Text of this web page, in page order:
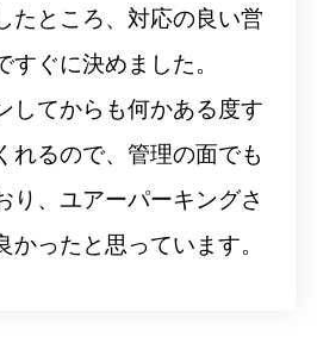
たところ、対応の良い営
すぐに決めました。
してからも何かある度す
れるので、管理の面でも
り、ユアーパーキングさ
かったと思っています。